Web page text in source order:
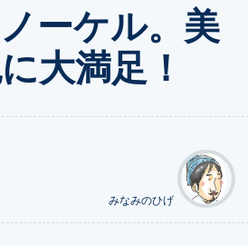
ーケル。美
大満足！
みなみのひげ